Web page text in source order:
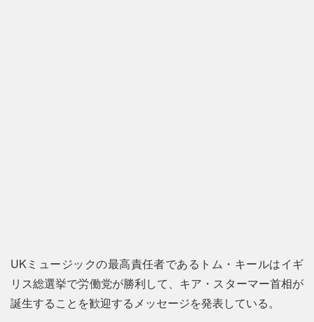
UKミュージックの最高責任者であるトム・キールはイギ
リス総選挙で労働党が勝利して、キア・スターマー首相が
誕生することを歓迎するメッセージを発表している。